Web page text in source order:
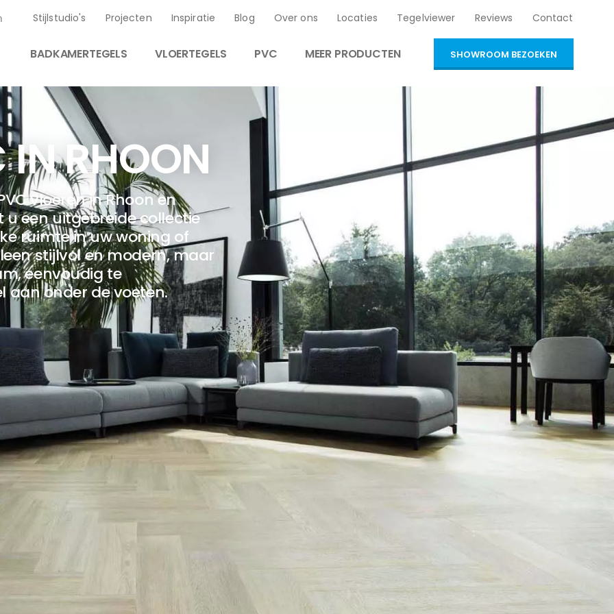
Stijlstudio's Projecten Inspiratie Blog Over ons Locaties Tegelviewer Reviews Contact
BADKAMERTEGELS VLOERTEGELS PVC MEER PRODUCTEN SHOWROOM BEZOEKEN
IN RHOON
vloeren in Rhoon en
u een uitgebreide collectie
ruimte in uw woning of
stijlvol en modern, maar
eenvoudig te
aan onder de voeten.